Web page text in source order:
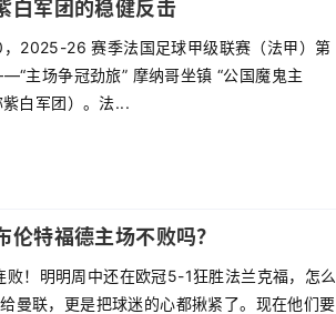
白军团的稳健反击
2025-26 赛季法国足球甲级联赛（法甲）第
主场争冠劲旅” 摩纳哥坐镇 “公国魔鬼主
紫白军团）。法...
特福德主场不败吗？
！明明周中还在欧冠5-1狂胜法兰克福，怎么
曼联，更是把球迷的心都揪紧了。现在他们要